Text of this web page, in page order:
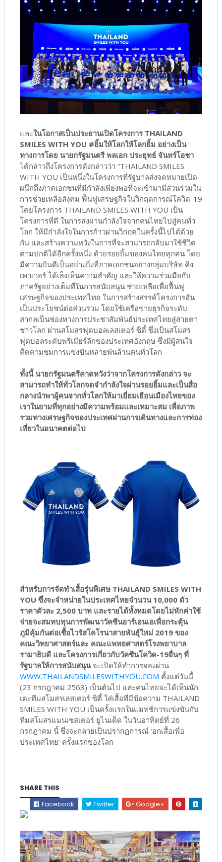
และในโอกาสเป็นประธานเปิดโครงการ THAILAND
SMILES WITH YOU #ยิ้มให้โลกให้โลกยิ้ม อย่างเป็น
ทางการโดย นายกรัฐมนตรี พลเอก ประยุทธ์ จันทร์โอชา
ได้กล่าวถึงโครงการดังกล่าวว่า “THAILAND SMILES
WITH YOU เป็นหนึ่งในโครงการที่รัฐบาลส่งจดหมายเปิด
ผนึกถึงภาคเอกชนที่มีกำลังเพียงพอที่จะเข้ามามีส่วนร่วมใน
การช่วยเหลือสังคม ฟื้นฟูเศรษฐกิจในวิกฤตการณ์โควิด-19
โดยโครงการ THAILAND SMILES WITH YOU เป็น
โครงการที่ดี ในการส่งผ่านกำลังใจจากคนไทยไปสู่คนทั่ว
โลก ให้มีกำลังใจในการก้าวผ่านวิกฤตในครั้งนี้ไปได้ด้วย
กัน และสร้างความหวังในการที่จะสามารถกลับมาใช้ชีวิต
ตามปกติได้อีกครั้งหนึ่ง ด้วยรอยยิ้มของคนไทยทุกคน โดย
มีความยินดีเป็นอย่างยิ่งที่ภาคเอกชนอย่างกลุ่มบริษัท คิง
เพาเวอร์ ได้เล็งเห็นความสำคัญ และให้ความร่วมมือกับ
ภาครัฐอย่างเต็มที่ในการสนับสนุน ช่วยเหลือเพื่อฟื้นฟู
เศรษฐกิจของประเทศไทย ในการสร้างสรรค์โครงการอัน
เป็นประโยชน์ต่อส่วนรวม โดยใช้เครือข่ายธุรกิจระดับ
สากลเป็นช่องทางการประชาสัมพันธ์ประเทศไทยสู่สายตา
ชาวโลก ผ่านสโมสรฟุตบอลเลสเตอร์ ซิตี้ ซึ่งเป็นสโมสร
ฟุตบอลระดับพรีเมียร์ลีกของประเทศอังกฤษ ซึ่งมีผู้สนใจ
ติดตามชมการแข่งขันหลายพันล้านคนทั่วโลก
ทั้งนี้ นายกรัฐมนตรีคาดหวังว่าจากโครงการดังกล่าว จะ
สามารถทำให้ทั่วโลกจดจำกำลังใจผ่านรอยยิ้มและเป็นสื่อ
กลางนำพาผู้คนจากทั่วโลกให้มาเยี่ยมเยือนเมืองไทยของ
เราในยามที่ทุกอย่างมีความพร้อมและเหมาะสม เพื่อภาพ
รวมทางเศรษฐกิจของประเทศผ่านการเดินทางและการท่อง
เที่ยวในอนาคตต่อไป
สำหรับการจัดทำเสื้อรุ่นพิเศษ THAILAND SMILES WITH
YOU ซึ่งจะจำหน่ายในประเทศไทยจำนวน 10,000 ตัว
ราคาตัวละ 2,500 บาท และรายได้ทั้งหมดโดยไม่หักค่าใช้
จ่ายจะสมทบทุนการพัฒนาวัคซีนอาร์เอนเอเพื่อกระตุ้น
ภูมิคุ้มกันต่อเชื้อไวรัสโคโรนาสายพันธุ์ใหม่ 2019 ของ
คณะวิทยาศาสตร์และ คณะแพทยศาสตร์โรงพยาบาล
รามาธิบดี และโครงการเกี่ยวกับวัคซีนโควิด-19อื่นๆ ที่
รัฐบาลให้การสนับสนุนจะเปิดให้ทำการจองผ่าน
WWW.THAILANDSMILESWITHYOU.COM ตั้งแต่วันนี้
(23 กรกฎาคม 2563) เป็นต้นไป และคนไทยจะได้เห็นนัก
เตะทีมสโมสรเลสเตอร์ ซิตี้ ใส่เสื้อที่มีข้อความ THAILAND
SMILES WITH YOU เป็นครั้งแรกในแมทช์การแข่งขันกับ
ทีมสโมสรแมนเชสเตอร์ ยูไนเต็ด ในวันอาทิตย์ที่ 26
กรกฎาคม นี้ ซึ่งจะกลายเป็นปรากฏการณ์ ‘อกเสื้อเพื่อ
ประเทศไทย’ ครั้งแรกของโลก
SHARE THIS
Facebook
Twitter Google+